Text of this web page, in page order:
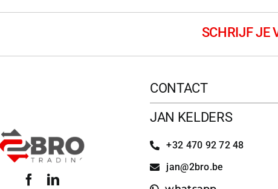
CONTACT
JAN KELDERS
+32 470 92 72 48
jan@2bro.be